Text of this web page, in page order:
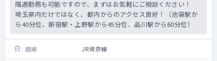
隔週勤務も可能ですので、まずはお気軽にご相談ください！
埼玉県内だけではなく、都内からのアクセス良好！（池袋駅か
ら40分位、新宿駅・上野駅から45分位、品川駅から60分位）
路線 JR埼京線